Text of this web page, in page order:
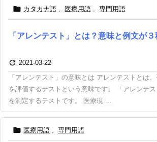
 カタカナ語 , 医療用語 , 専門用語
「アレンテスト」とは？意味と例文が３
 2021-03-22
「アレンテスト」の意味とは アレンテストとは
を評価するテストという意味です。 「アレンテ
を測定するテストです。 医療現 ...
 医療用語 , 専門用語